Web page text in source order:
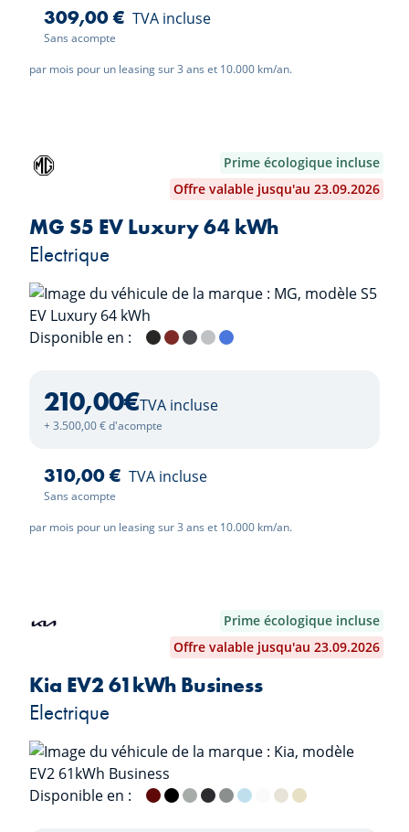
309,00 € TVA incluse
Sans acompte
par mois pour un leasing sur 3 ans et 10.000 km/an.
Prime écologique incluse
Offre valable jusqu'au 23.09.2026
MG S5 EV Luxury 64 kWh
Electrique
Disponible en : Pebble Black
Diamond Red
Andes Grey
Cosmic Silver
Piccadilly Blue
210,00€TVA incluse
+ 3.500,00 € d'acompte
310,00 € TVA incluse
Sans acompte
par mois pour un leasing sur 3 ans et 10.000 km/an.
Prime écologique incluse
Offre valable jusqu'au 23.09.2026
Kia EV2 61kWh Business
Electrique
Disponible en : Magma Red Metallic
Black Pearl
Morning Haze
Dark Penta Metal
Wolf Grey
Frost Blue
Deluxe White
Casa White
Vanilla Blossom